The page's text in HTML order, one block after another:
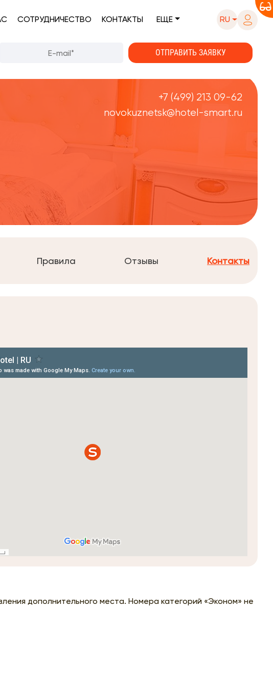
СОТРУДНИЧЕСТВО КОНТАКТЫ ЕЩЕ RU
+7 (499) 213 09-62
novokuznetsk@hotel-smart.ru
Правила Отзывы Контакты
дополнительного места. Номера категорий «Эконом» не